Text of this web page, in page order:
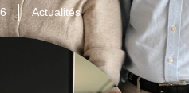
Actualités